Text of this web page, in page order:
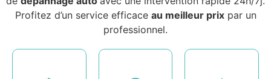
Profitez d’un service efficace au meilleur prixpar un
professionnel.